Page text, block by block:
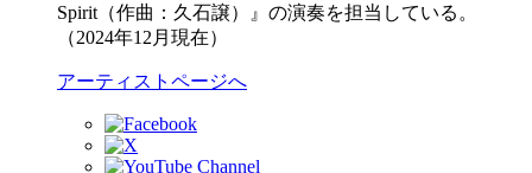
Spirit（作曲：久石譲）』の演奏を担当している。
（2024年12月現在）
アーティストページへ